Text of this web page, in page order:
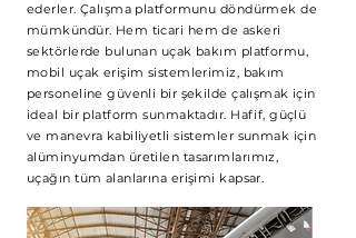
ederler. Çalışma platformunu döndürmek de
mümkündür. Hem ticari hem de askeri
sektörlerde bulunan uçak bakım platformu,
mobil uçak erişim sistemlerimiz, bakım
personeline güvenli bir şekilde çalışmak için
ideal bir platform sunmaktadır. Hafif, güçlü
ve manevra kabiliyetli sistemler sunmak için
alüminyumdan üretilen tasarımlarımız,
uçağın tüm alanlarına erişimi kapsar.